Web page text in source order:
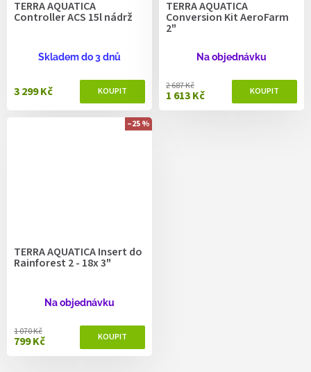
TERRA AQUATICA
Controller ACS 15l nádrž
Skladem do 3 dnů
3 299 Kč
TERRA AQUATICA
Conversion Kit AeroFarm
2"
Na objednávku
1 613 Kč
2 687 Kč
–25 %
TERRA AQUATICA Insert do
Rainforest 2 - 18x 3"
Na objednávku
799 Kč
1 070 Kč